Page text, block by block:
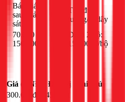
Báo giá
sau khảo
sát
Tùy đục
tường/đi dây
70.000 -
150.000đ
Dưới 2 bộ:
150.000đ/bộ
Giá (VNĐ) Đơn vị
Ghi chú
300.000đ 45 phút